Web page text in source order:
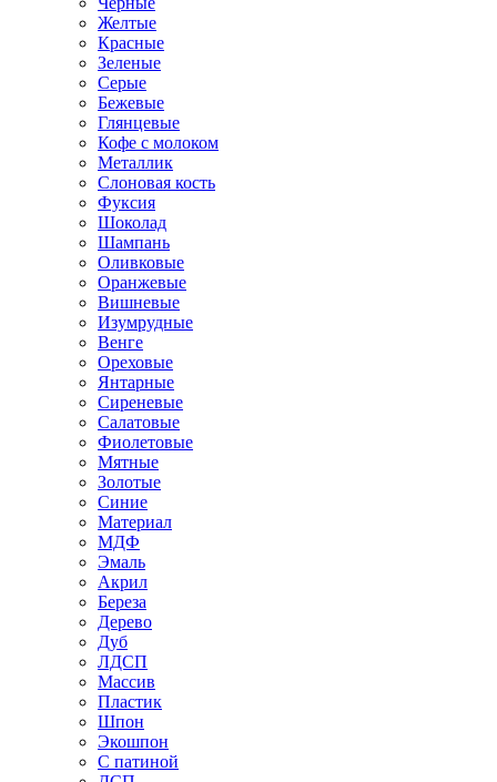
Желтые
Красные
Зеленые
Серые
Бежевые
Глянцевые
Кофе с молоком
Металлик
Слоновая кость
Фуксия
Шоколад
Шампань
Оливковые
Оранжевые
Вишневые
Изумрудные
Венге
Ореховые
Янтарные
Сиреневые
Салатовые
Фиолетовые
Мятные
Золотые
Синие
Материал
МДФ
Эмаль
Акрил
Береза
Дерево
Дуб
ЛДСП
Массив
Пластик
Шпон
Экошпон
С патиной